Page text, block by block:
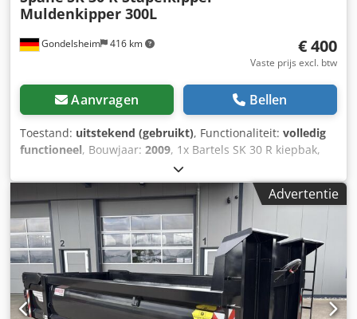
Gondelsheim 416 km
Muldenkipper 300L
€ 400
Vaste prijs excl. btw
Aanvragen Bellen
Toestand: uitstekend (gebruikt), Functionaliteit: volledig
functioneel, Bouwjaar: 2009, 1x Bartels SK 30 R kiepbak,
kipper, kiepmand, spaanschilbak, spaanschilwagen,
kiepcontainer, bak, container 8 stuks beschikbaar!!!!
Inhoud ca. 300 liter Nuttelast 1000 kg Afmetingen ca.
120x84x100 cm Dedpfx Akezb Awyowswa Overige gegevens
vindt u op de laatste foto Zeer goede staat, zie foto's Een
vorkheftruck is aanwezig om het te laden Ophalen alleen
na afspraak in 75053 Gondelsheim Verzending via een
transportbedrijf is mogelijk, gelieve uw postcode door te
geven.
Advertentie